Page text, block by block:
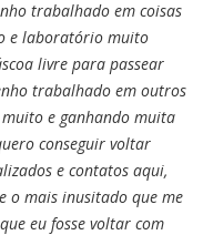
trabalhado em coisas
e laboratório muito
livre para passear
trabalhado em outros
e ganhando muita
conseguir voltar
e contatos aqui,
o mais inusitado que me
eu fosse voltar com